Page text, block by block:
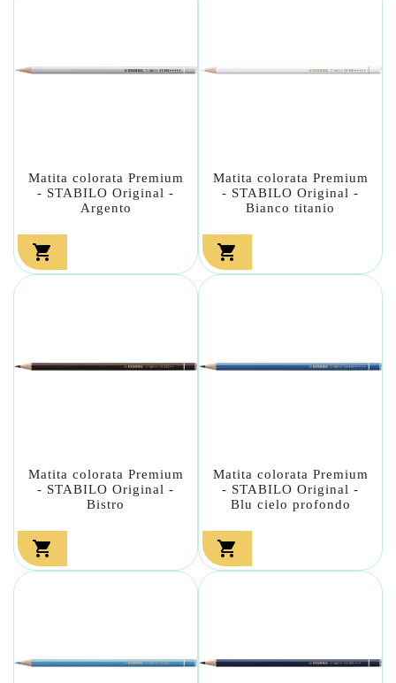
Matita colorata Premium
- STABILO Original -
Argento

Matita colorata Premium
- STABILO Original -
Bianco titanio

Matita colorata Premium
- STABILO Original -
Bistro

Matita colorata Premium
- STABILO Original -
Blu cielo profondo
